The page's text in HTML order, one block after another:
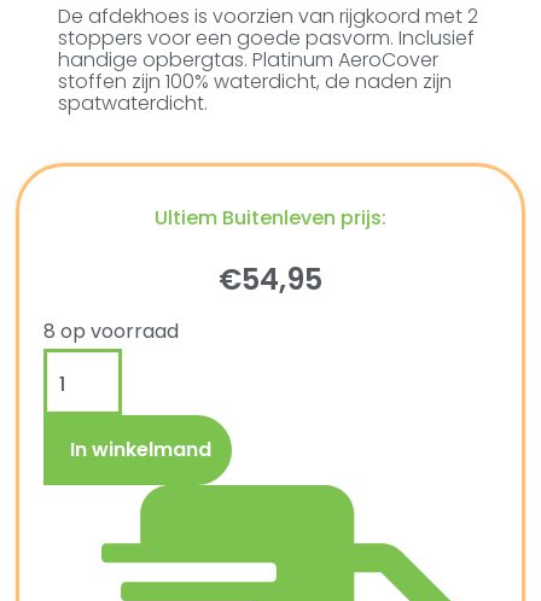
De afdekhoes is voorzien van rijgkoord met 2
stoppers voor een goede pasvorm. Inclusief
handige opbergtas. Platinum AeroCover
stoffen zijn 100% waterdicht, de naden zijn
spatwaterdicht.
Ultiem Buitenleven prijs:
€54,95
8 op voorraad
In winkelmand